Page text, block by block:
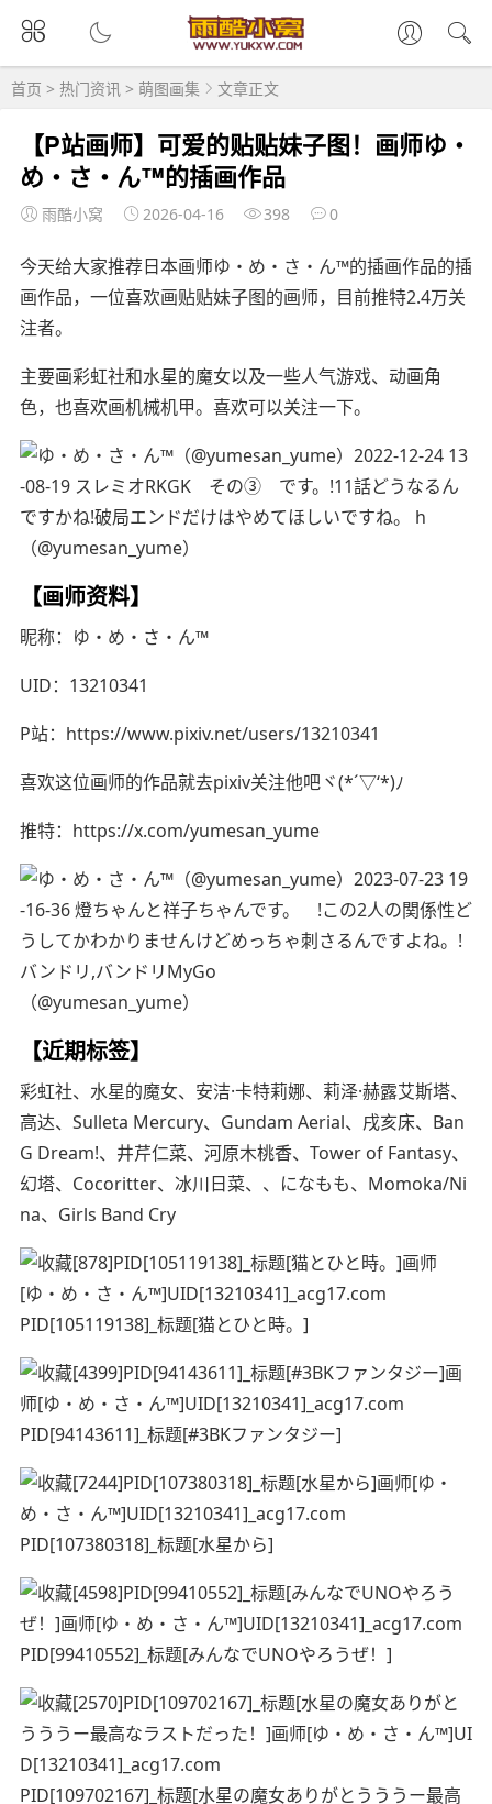
首页 > 热门资讯 > 萌图画集 文章正文
【P站画师】可爱的贴贴妹子图！画师ゆ・
め・さ・ん™的插画作品
雨酷小窝 2026-04-16 398 0
今天给大家推荐日本画师ゆ・め・さ・ん™的插画作品的插
画作品，一位喜欢画贴贴妹子图的画师，目前推特2.4万关
注者。
主要画彩虹社和水星的魔女以及一些人气游戏、动画角
色，也喜欢画机械机甲。喜欢可以关注一下。
（@yumesan_yume）
【画师资料】
昵称：ゆ・め・さ・ん™
UID：13210341
P站：https://www.pixiv.net/users/13210341
喜欢这位画师的作品就去pixiv关注他吧ヾ(*´▽‘*)ﾉ
推特：https://x.com/yumesan_yume
（@yumesan_yume）
【近期标签】
彩虹社、水星的魔女、安洁·卡特莉娜、莉泽·赫露艾斯塔、
高达、Sulleta Mercury、Gundam Aerial、戌亥床、Ban
G Dream!、井芹仁菜、河原木桃香、Tower of Fantasy、
幻塔、Cocoritter、冰川日菜、、になもも、Momoka/Ni
na、Girls Band Cry
PID[105119138]_标题[猫とひと時。]
PID[94143611]_标题[#3BKファンタジー]
PID[107380318]_标题[水星から]
PID[99410552]_标题[みんなでUNOやろうぜ！]
PID[109702167]_标题[水星の魔女ありがとうううー最高